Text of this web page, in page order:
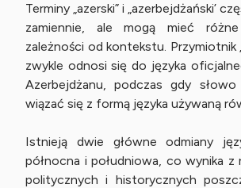
Terminy „azerski” i „azerbejdżański’
zamiennie, ale mogą mieć
zależności od kontekstu. Przymiotnik
zwykle odnosi się do języka
Azerbejdżanu, podczas gdy słowo
wiązać się z formą języka używaną
Istnieją dwie główne odmiany
północna i południowa, co wynika
politycznych i historycznych